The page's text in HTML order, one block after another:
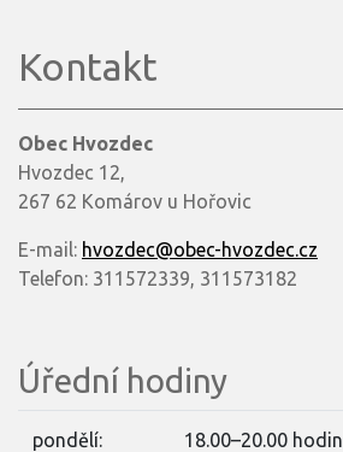
Kontakt
Obec Hvozdec
Hvozdec 12,
267 62 Komárov u Hořovic
E-mail: hvozdec@obec-hvozdec.cz
Telefon: 311572339, 311573182
Úřední hodiny
pondělí: 18.00–20.00 hodin